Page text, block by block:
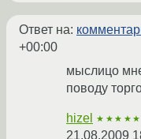
Ответ на:
+00:00
мыслицо
поводу
hizel ★★★★★
21.08.2009